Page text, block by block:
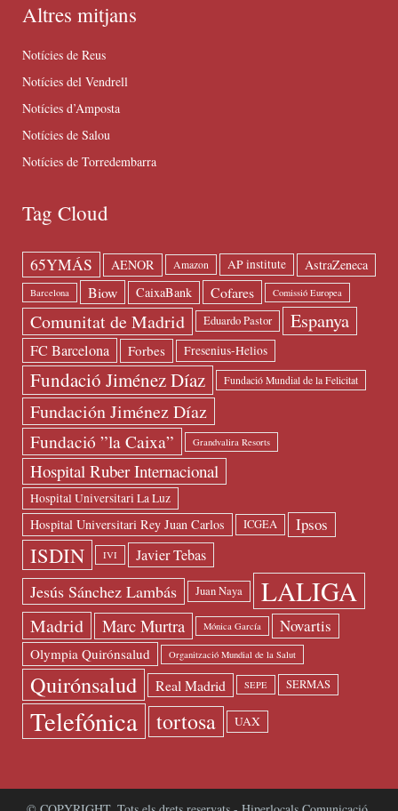
Altres mitjans
Notícies de Reus
Notícies del Vendrell
Notícies d’Amposta
Notícies de Salou
Notícies de Torredembarra
Tag Cloud
65YMÁS AENOR Amazon AP institute AstraZeneca
Barcelona Biow CaixaBank Cofares Comissió Europea
Comunitat de Madrid Eduardo Pastor Espanya
FC Barcelona Forbes Fresenius-Helios
Fundació Jiménez Díaz Fundació Mundial de la Felicitat
Fundación Jiménez Díaz
Fundació ”la Caixa” Grandvalira Resorts
Hospital Ruber Internacional
Hospital Universitari La Luz
Hospital Universitari Rey Juan Carlos ICGEA Ipsos
ISDIN IVI Javier Tebas
Jesús Sánchez Lambás Juan Naya LALIGA
Madrid Marc Murtra Mónica García Novartis
Olympia Quirónsalud Organització Mundial de la Salut
Quirónsalud Real Madrid SEPE SERMAS
Telefónica tortosa UAX